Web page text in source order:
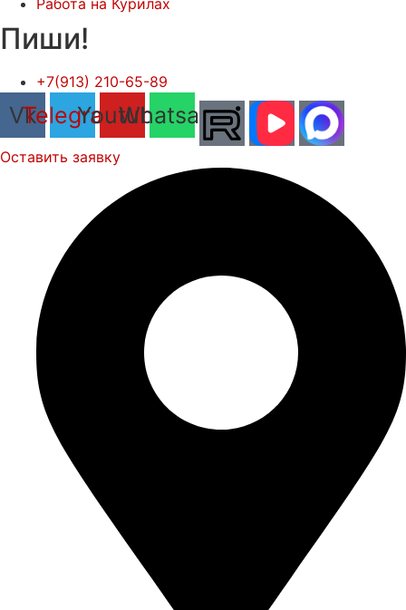
Работа на Курилах
Пиши!
+7(913) 210-65-89
VkTelegramYoutube
Whatsapp
Оставить заявку